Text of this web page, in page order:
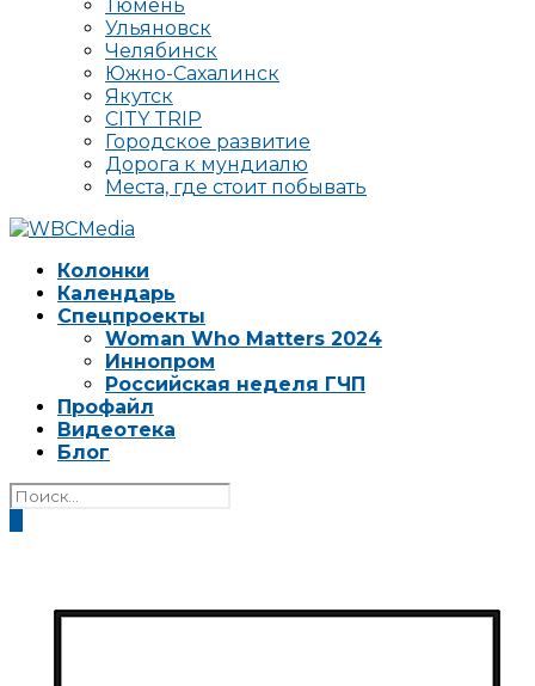
Тюмень
Ульяновск
Челябинск
Южно-Сахалинск
Якутск
CITY TRIP
Городское развитие
Дорога к мундиалю
Места, где стоит побывать
Колонки
Календарь
Спецпроекты
Woman Who Matters 2024
Иннопром
Российская неделя ГЧП
Профайл
Видеотека
Блог